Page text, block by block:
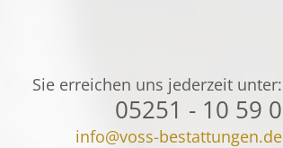
Sie erreichen uns jederzeit unter:
05251 - 10 59 0
info@voss-bestattungen.de